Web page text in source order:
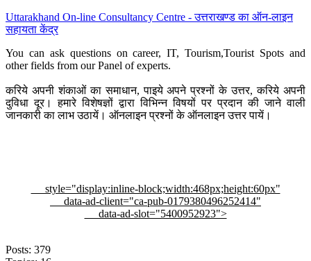
Uttarakhand On-line Consultancy Centre - उत्तराखण्ड का ऑन-लाइन
सहायता केंद्र
You can ask questions on career, IT, Tourism,Tourist Spots and
other fields from our Panel of experts.
करिये अपनी शंकाओं का समाधान, पाइये अपने प्रश्नों के उत्तर, करिये अपनी
दुविधा दूर। हमारे विशेषज्ञों द्वारा विभिन्न विषयों पर प्रदान की जाने वाली
जानकारी का लाभ उठायें। ऑनलाइन प्रश्नों के ऑनलाइन उत्तर पायें।
style="display:inline-block;width:468px;height:60px"
data-ad-client="ca-pub-0179380496252414"
data-ad-slot="5400952923">
Posts: 379